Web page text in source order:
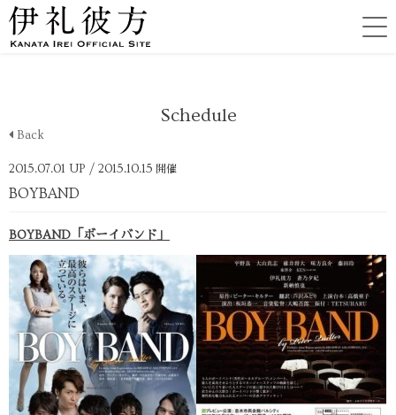
Schedule
Back
2015.07.01 UP / 2015.10.15 開催
BOYBAND
BOYBAND「ボーイバンド」